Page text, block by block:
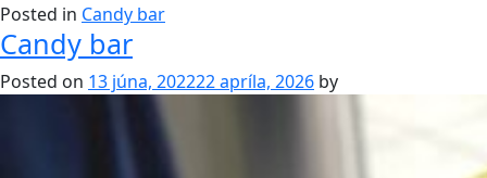
Posted in Candy bar
Candy bar
Posted on 13 júna, 202222 apríla, 2026 by